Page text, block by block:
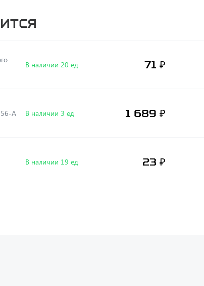
В наличии 20 ед 71 ₽
1701056-А В наличии 3 ед 1 689 ₽
В наличии 19 ед 23 ₽